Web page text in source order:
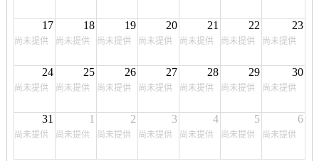
17
尚未提供
18
尚未提供
19
尚未提供
20
尚未提供
21
尚未提供
22
尚未提供
23
尚未提供
24
尚未提供
25
尚未提供
26
尚未提供
27
尚未提供
28
尚未提供
29
尚未提供
30
尚未提供
31
尚未提供
1
尚未提供
2
尚未提供
3
尚未提供
4
尚未提供
5
尚未提供
6
尚未提供